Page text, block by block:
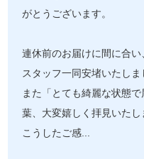
がとうございます。
連休前のお届けに間に合
スタッフ一同安堵いたしま
また「とても綺麗な状態
葉、大変嬉しく拝見いたし
こうしたご感